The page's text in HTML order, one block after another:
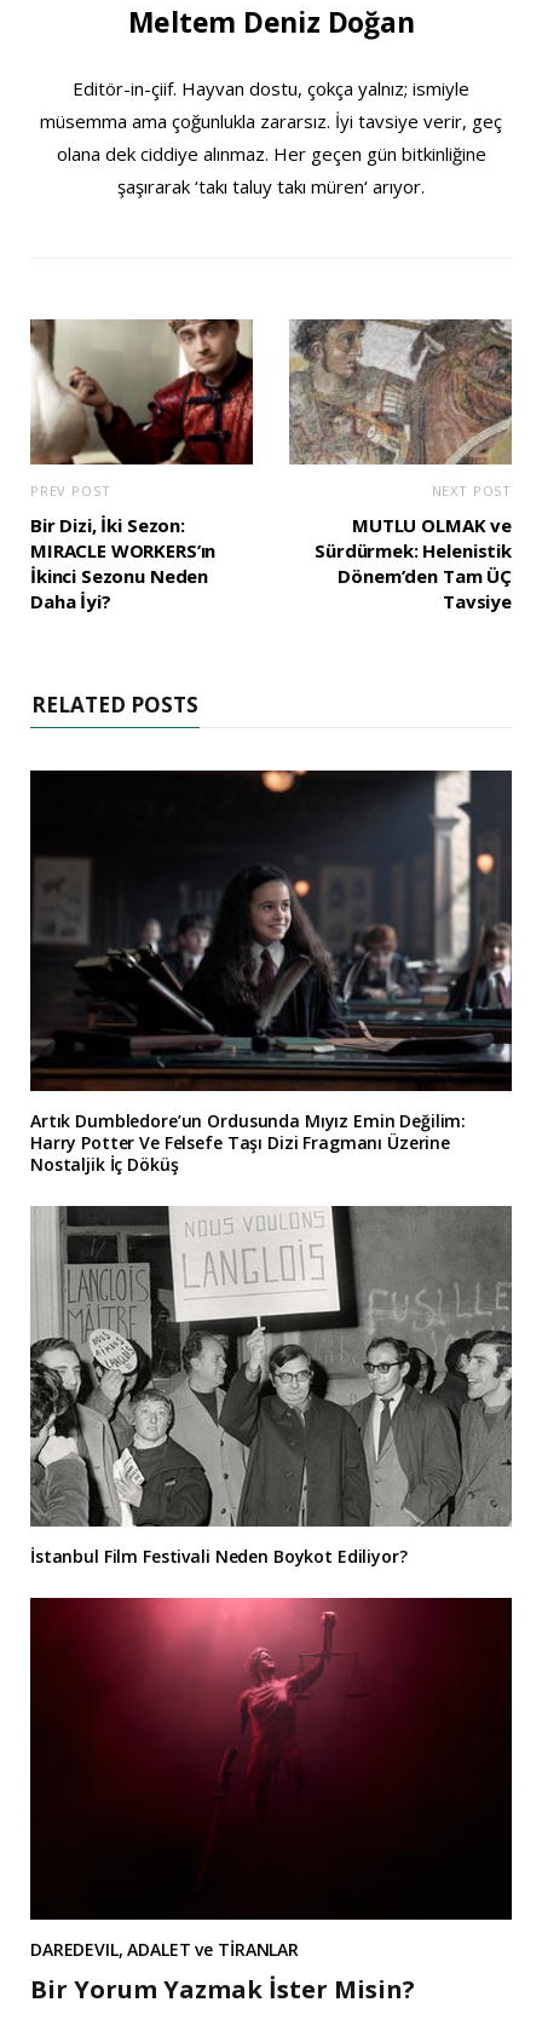
Meltem Deniz Doğan
Editör-in-çiif. Hayvan dostu, çokça yalnız; ismiyle
müsemma ama çoğunlukla zararsız. İyi tavsiye verir, geç
olana dek ciddiye alınmaz. Her geçen gün bitkinliğine
şaşırarak ‘takı taluy takı müren‘ arıyor.
PREV POST
Bir Dizi, İki Sezon:
MIRACLE WORKERS’ın
İkinci Sezonu Neden
Daha İyi?
NEXT POST
MUTLU OLMAK ve
Sürdürmek: Helenistik
Dönem’den Tam ÜÇ
Tavsiye
RELATED POSTS
Artık Dumbledore’un Ordusunda Mıyız Emin Değilim:
Harry Potter Ve Felsefe Taşı Dizi Fragmanı Üzerine
Nostaljik İç Döküş
İstanbul Film Festivali Neden Boykot Ediliyor?
DAREDEVIL, ADALET ve TİRANLAR
Bir Yorum Yazmak İster Misin?